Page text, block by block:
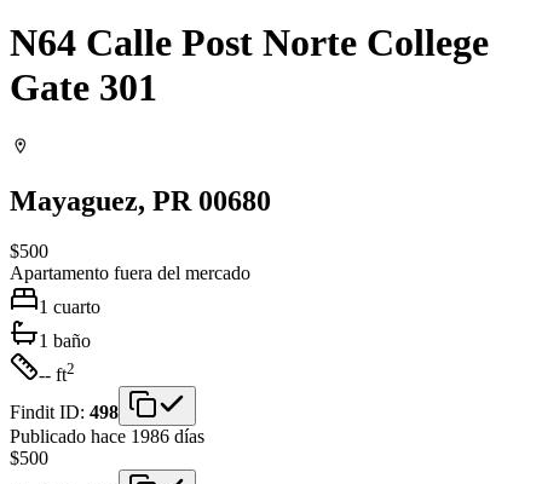
N64 Calle Post Norte College
Gate 301
Mayaguez, PR 00680
$500
Apartamento fuera del mercado
1 cuarto
1 baño
-- ft2
Findit ID: 498
Publicado hace 1986 días
$500